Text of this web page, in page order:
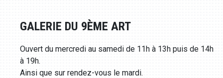
GALERIE DU 9ÈME ART
Ouvert du mercredi au samedi de 11h à 13h puis de 14h
à 19h.
Ainsi que sur rendez-vous le mardi.